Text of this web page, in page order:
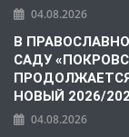
04.08.2026
В
САДУ
НОВЫЙ 2026/
04.08.2026